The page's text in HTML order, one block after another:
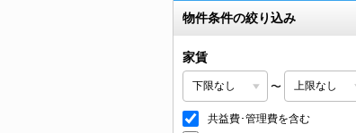
物件条件の絞り込み
家賃
〜
共益費･管理費を含む